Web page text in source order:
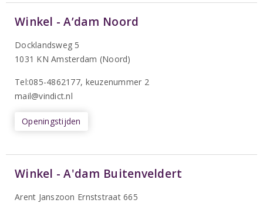
Winkel - A’dam Noord
Docklandsweg 5
1031 KN Amsterdam (Noord)
Tel:085-4862177, keuzenummer 2
mail@vindict.nl
Openingstijden
Winkel - A'dam Buitenveldert
Arent Janszoon Ernststraat 665